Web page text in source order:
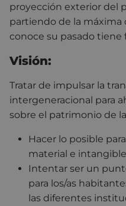
proyección exterior del
partiendo de la
conoce su pasado tiene
Visión:
Tratar de impulsar la
intergeneracional para
sobre el patrimonio de
Hacer lo posible
material e
Intentar ser un
para los/as
las diferentes